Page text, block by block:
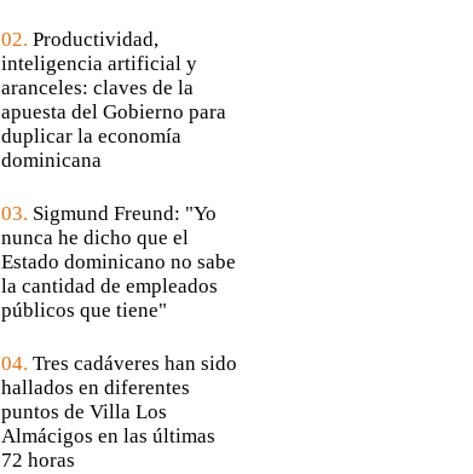
02. Productividad,
inteligencia artificial y
aranceles: claves de la
apuesta del Gobierno para
duplicar la economía
dominicana
03. Sigmund Freund: "Yo
nunca he dicho que el
Estado dominicano no sabe
la cantidad de empleados
públicos que tiene"
04. Tres cadáveres han sido
hallados en diferentes
puntos de Villa Los
Almácigos en las últimas
72 horas